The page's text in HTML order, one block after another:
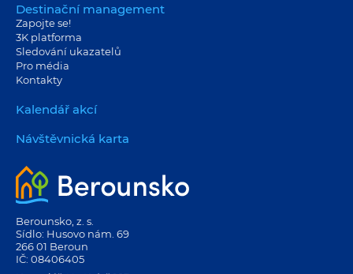
Destinační management
Zapojte se!
3K platforma
Sledování ukazatelů
Pro média
Kontakty
Kalendář akcí
Návštěvnická karta
Berounsko, z. s.
Sídlo: Husovo nám. 69
266 01 Beroun
IČ: 08406405